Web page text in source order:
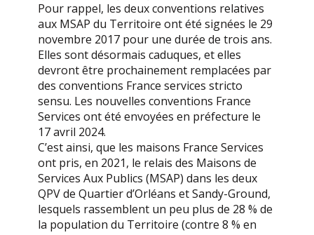
Pour rappel, les deux conventions relatives
aux MSAP du Territoire ont été signées le 29
novembre 2017 pour une durée de trois ans.
Elles sont désormais caduques, et elles
devront être prochainement remplacées par
des conventions France services stricto
sensu. Les nouvelles conventions France
Services ont été envoyées en préfecture le
17 avril 2024.
C’est ainsi, que les maisons France Services
ont pris, en 2021, le relais des Maisons de
Services Aux Publics (MSAP) dans les deux
QPV de Quartier d’Orléans et Sandy-Ground,
lesquels rassemblent un peu plus de 28 % de
la population du Territoire (contre 8 % en